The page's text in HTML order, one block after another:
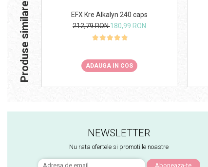
Produse similare
EFX Kre Alkalyn 240 caps
212,79 RON180,99 RON
ADAUGA IN COS
NEWSLETTER
Nu rata ofertele si promotiile noastre